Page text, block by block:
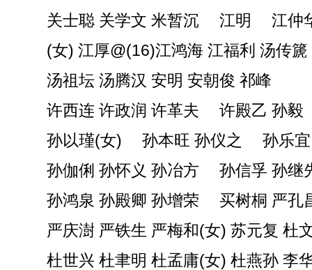
关士聪 关学文 米暂沉 江明 江仲
(女) 江厚@(16)江鸿海 江福利 汤传篪
汤祖坛 汤腾汉 安明 安朝俊 祁峰
许西连 许政润 许革夫 许殿乙 孙毅
孙以瑾(女) 孙本旺 孙仪之 孙乐宜
孙伽俐 孙怀义 孙冶方 孙信孚 孙继
孙鸿泉 孙殿卿 孙增荣 买树桐 严孔
严庆澍 严铁生 严梅和(女) 苏元复 杜
杜世兴 杜聿明 杜孟庸(女) 杜燕孙 李